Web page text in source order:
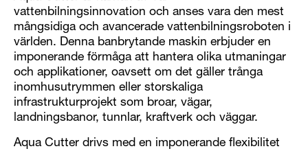
vattenbilningsinnovation och anses vara den mest
mångsidiga och avancerade vattenbilningsroboten i
världen. Denna banbrytande maskin erbjuder en
imponerande förmåga att hantera olika utmaningar
och applikationer, oavsett om det gäller trånga
inomhusutrymmen eller storskaliga
infrastrukturprojekt som broar, vägar,
landningsbanor, tunnlar, kraftverk och väggar.
Aqua Cutter drivs med en imponerande flexibilitet